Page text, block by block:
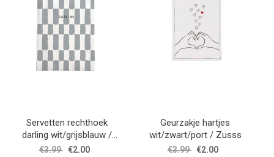
Servetten rechthoek
darling wit/grijsblauw /
Zusss
€3.99 €2.00
Geurzakje hartjes
wit/zwart/port / Zusss
€3.99 €2.00